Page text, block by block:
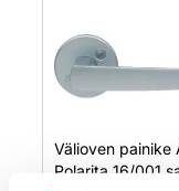
Välioven painike
Polarita 16/001